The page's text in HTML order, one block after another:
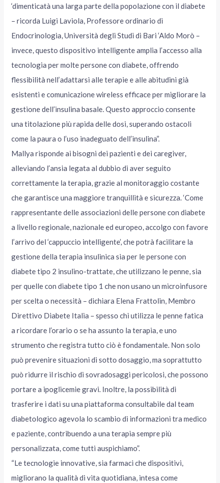
‘dimenticatà una larga parte della popolazione con il diabete
– ricorda Luigi Laviola, Professore ordinario di
Endocrinologia, Università degli Studi di Bari ‘Aldo Morò –
invece, questo dispositivo intelligente amplia l’accesso alla
tecnologia per molte persone con diabete, offrendo
flessibilità nell’adattarsi alle terapie e alle abitudini già
esistenti e comunicazione wireless efficace per migliorare la
gestione dell’insulina basale. Questo approccio consente
una titolazione più rapida delle dosi, superando ostacoli
come la paura o l’uso inadeguato dell’insulina”.
Mallya risponde ai bisogni dei pazienti e dei caregiver,
alleviando l’ansia legata al dubbio di aver seguito
correttamente la terapia, grazie al monitoraggio costante
che garantisce una maggiore tranquillità e sicurezza. ‘Come
rappresentante delle associazioni delle persone con diabete
a livello regionale, nazionale ed europeo, accolgo con favore
l’arrivo del ‘cappuccio intelligente’, che potrà facilitare la
gestione della terapia insulinica sia per le persone con
diabete tipo 2 insulino-trattate, che utilizzano le penne, sia
per quelle con diabete tipo 1 che non usano un microinfusore
per scelta o necessità – dichiara Elena Frattolin, Membro
Direttivo Diabete Italia – spesso chi utilizza le penne fatica
a ricordare l’orario o se ha assunto la terapia, e uno
strumento che registra tutto ciò è fondamentale. Non solo
può prevenire situazioni di sotto dosaggio, ma soprattutto
può ridurre il rischio di sovradosaggi pericolosi, che possono
portare a ipoglicemie gravi. Inoltre, la possibilità di
trasferire i dati su una piattaforma consultabile dal team
diabetologico agevola lo scambio di informazioni tra medico
e paziente, contribuendo a una terapia sempre più
personalizzata, come tutti auspichiamo”.
“Le tecnologie innovative, sia farmaci che dispositivi,
migliorano la qualità di vita quotidiana, intesa come